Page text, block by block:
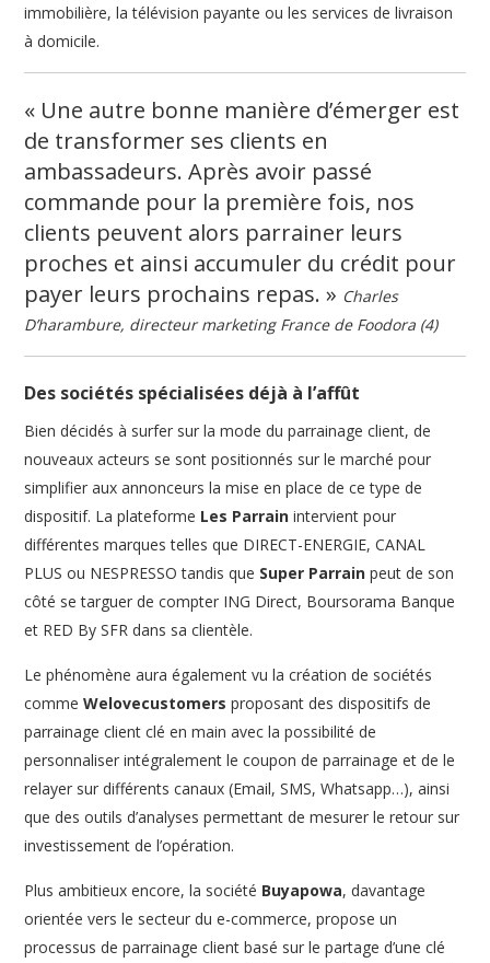
immobilière, la télévision payante ou les services de livraison
à domicile.
« Une autre bonne manière d’émerger est
de transformer ses clients en
ambassadeurs. Après avoir passé
commande pour la première fois, nos
clients peuvent alors parrainer leurs
proches et ainsi accumuler du crédit pour
payer leurs prochains repas. » Charles
D’harambure, directeur marketing France de Foodora (4)
Des sociétés spécialisées déjà à l’affût
Bien décidés à surfer sur la mode du parrainage client, de
nouveaux acteurs se sont positionnés sur le marché pour
simplifier aux annonceurs la mise en place de ce type de
dispositif. La plateforme Les Parrain intervient pour
différentes marques telles que DIRECT-ENERGIE, CANAL
PLUS ou NESPRESSO tandis que Super Parrain peut de son
côté se targuer de compter ING Direct, Boursorama Banque
et RED By SFR dans sa clientèle.
Le phénomène aura également vu la création de sociétés
commeWelovecustomers proposant des dispositifs de
parrainage client clé en main avec la possibilité de
personnaliser intégralement le coupon de parrainage et de le
relayer sur différents canaux (Email, SMS, Whatsapp…), ainsi
que des outils d’analyses permettant de mesurer le retour sur
investissement de l’opération.
Plus ambitieux encore, la société Buyapowa, davantage
orientée vers le secteur du e-commerce, propose un
processus de parrainage client basé sur le partage d’une clé